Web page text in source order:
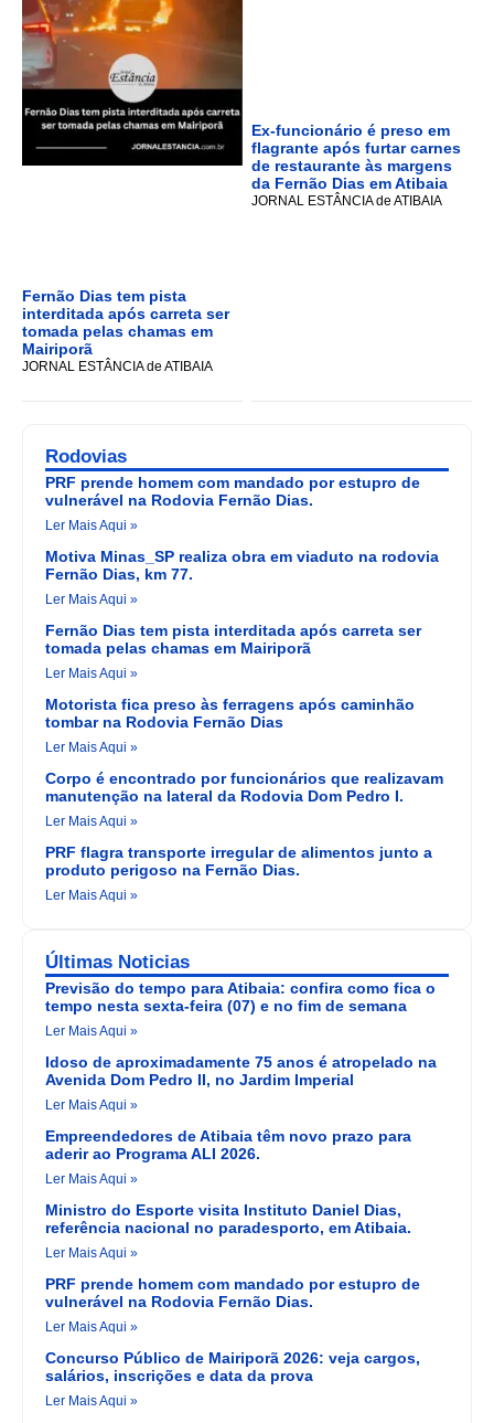
Fernão Dias tem pista
interditada após carreta ser
tomada pelas chamas em
Mairiporã
JORNAL ESTÂNCIA de ATIBAIA
Ex-funcionário é preso em
flagrante após furtar carnes
de restaurante às margens
da Fernão Dias em Atibaia
JORNAL ESTÂNCIA de ATIBAIA
Rodovias
PRF prende homem com mandado por estupro de
vulnerável na Rodovia Fernão Dias.
Ler Mais Aqui »
Motiva Minas_SP realiza obra em viaduto na rodovia
Fernão Dias, km 77.
Ler Mais Aqui »
Fernão Dias tem pista interditada após carreta ser
tomada pelas chamas em Mairiporã
Ler Mais Aqui »
Motorista fica preso às ferragens após caminhão
tombar na Rodovia Fernão Dias
Ler Mais Aqui »
Corpo é encontrado por funcionários que realizavam
manutenção na lateral da Rodovia Dom Pedro I.
Ler Mais Aqui »
PRF flagra transporte irregular de alimentos junto a
produto perigoso na Fernão Dias.
Ler Mais Aqui »
Últimas Noticias
Previsão do tempo para Atibaia: confira como fica o
tempo nesta sexta-feira (07) e no fim de semana
Ler Mais Aqui »
Idoso de aproximadamente 75 anos é atropelado na
Avenida Dom Pedro II, no Jardim Imperial
Ler Mais Aqui »
Empreendedores de Atibaia têm novo prazo para
aderir ao Programa ALI 2026.
Ler Mais Aqui »
Ministro do Esporte visita Instituto Daniel Dias,
referência nacional no paradesporto, em Atibaia.
Ler Mais Aqui »
PRF prende homem com mandado por estupro de
vulnerável na Rodovia Fernão Dias.
Ler Mais Aqui »
Concurso Público de Mairiporã 2026: veja cargos,
salários, inscrições e data da prova
Ler Mais Aqui »